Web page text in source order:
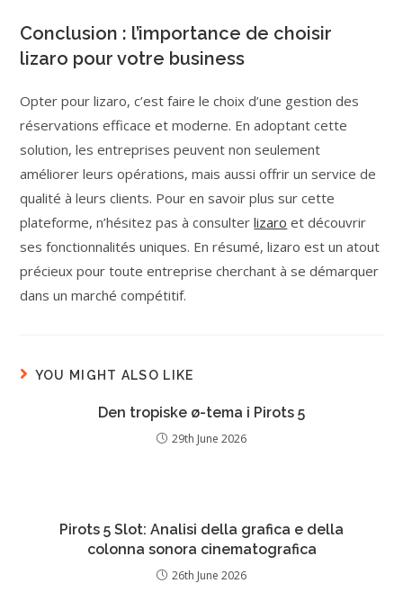
Conclusion : l’importance de choisir
lizaro pour votre business
Opter pour lizaro, c’est faire le choix d’une gestion des
réservations efficace et moderne. En adoptant cette
solution, les entreprises peuvent non seulement
améliorer leurs opérations, mais aussi offrir un service de
qualité à leurs clients. Pour en savoir plus sur cette
plateforme, n’hésitez pas à consulterlizaro et découvrir
ses fonctionnalités uniques. En résumé, lizaro est un atout
précieux pour toute entreprise cherchant à se démarquer
dans un marché compétitif.
YOU MIGHT ALSO LIKE
Den tropiske ø-tema i Pirots 5
29th June 2026
Pirots 5 Slot: Analisi della grafica e della
colonna sonora cinematografica
26th June 2026